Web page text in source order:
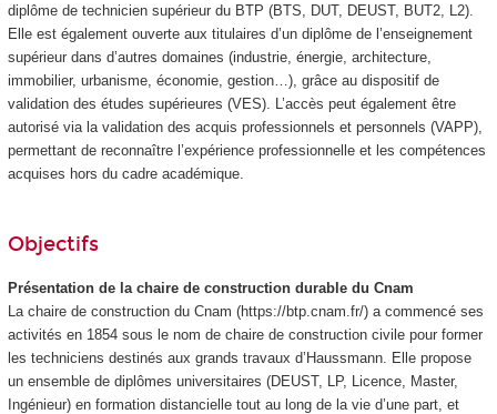
diplôme de technicien supérieur du BTP (BTS, DUT, DEUST, BUT2, L2).
Elle est également ouverte aux titulaires d’un diplôme de l’enseignement
supérieur dans d’autres domaines (industrie, énergie, architecture,
immobilier, urbanisme, économie, gestion…), grâce au dispositif de
validation des études supérieures (VES). L’accès peut également être
autorisé via la validation des acquis professionnels et personnels (VAPP),
permettant de reconnaître l’expérience professionnelle et les compétences
acquises hors du cadre académique.
Objectifs
Présentation de la chaire de construction durable du Cnam
La chaire de construction du Cnam (https://btp.cnam.fr/) a commencé ses
activités en 1854 sous le nom de chaire de construction civile pour former
les techniciens destinés aux grands travaux d’Haussmann. Elle propose
un ensemble de diplômes universitaires (DEUST, LP, Licence, Master,
Ingénieur) en formation distancielle tout au long de la vie d’une part, et